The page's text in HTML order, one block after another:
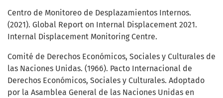
Centro de Monitoreo de Desplazamientos Internos.
(2021). Global Report on Internal Displacement 2021.
Internal Displacement Monitoring Centre.
Comité de Derechos Económicos, Sociales y Culturales de
las Naciones Unidas. (1966). Pacto Internacional de
Derechos Económicos, Sociales y Culturales. Adoptado
por la Asamblea General de las Naciones Unidas en